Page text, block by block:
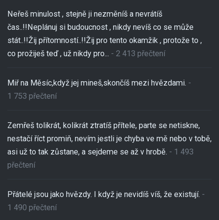
Neřeš minulost , stejně ji nezměníš a nevrátíš
čas..!!Neplánuj si budoucnost , nikdy nevíš co se může
stát..!!Žij přítomností..!!Žij pro tento okamžik , protože to ,
co prožiješ teď , už nikdy pro... - 2 413 přečtení
Miř na Měsíc,když jej mineš,skončíš mezi hvězdami. -
1 753 přečtení
Zemřeš tolikrát, kolikrát ztratíš přítele, parte se netiskne,
nestačí říct promiň, nevím jestli je chyba ve mě nebo v tobě,
asi už to tak zůstane, a sejdeme se až v hrobě. - 1 493
přečtení
Přátelé jsou jako hvězdy. I když je nevidíš víš, že existují. -
1 490 přečtení